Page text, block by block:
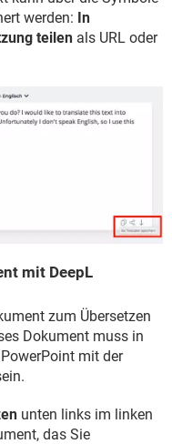
werden: In
teilen als URL oder
mit DeepL
zum Übersetzen
Dokument muss in
mit der
unten links im linken
das Sie